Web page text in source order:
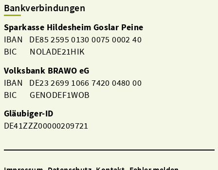
Bankverbindungen
Sparkasse Hildesheim Goslar Peine
IBAN DE85 2595 0130 0075 0002 40
BIC NOLADE21HIK
Volksbank BRAWO eG
IBAN DE23 2699 1066 7420 0480 00
BIC GENODEF1WOB
Gläubiger-ID
DE41ZZZ00000209721